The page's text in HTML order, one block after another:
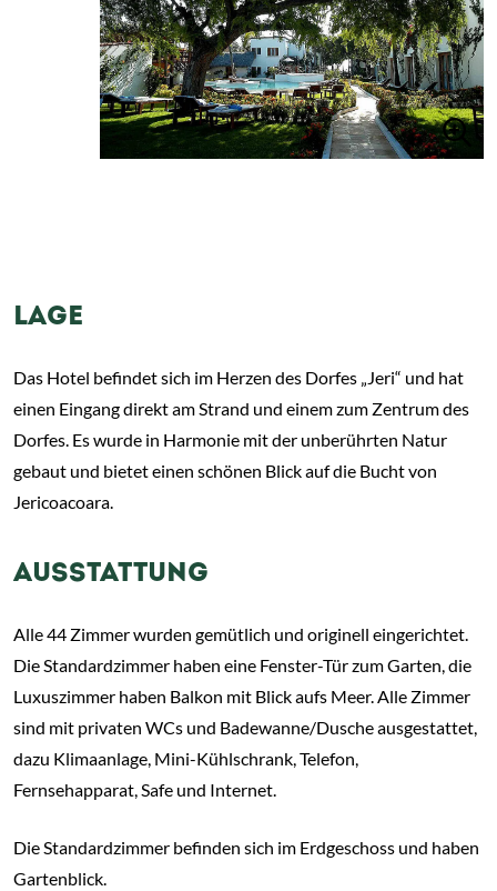
LAGE
Das Hotel befindet sich im Herzen des Dorfes „Jeri“ und hat
einen Eingang direkt am Strand und einem zum Zentrum des
Dorfes. Es wurde in Harmonie mit der unberührten Natur
gebaut und bietet einen schönen Blick auf die Bucht von
Jericoacoara.
AUSSTATTUNG
Alle 44 Zimmer wurden gemütlich und originell eingerichtet.
Die Standardzimmer haben eine Fenster-Tür zum Garten, die
Luxuszimmer haben Balkon mit Blick aufs Meer. Alle Zimmer
sind mit privaten WCs und Badewanne/Dusche ausgestattet,
dazu Klimaanlage, Mini-Kühlschrank, Telefon,
Fernsehapparat, Safe und Internet.
Die Standardzimmer befinden sich im Erdgeschoss und haben
Gartenblick.